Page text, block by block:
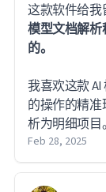
这款软件给我
模型文档解
的。
我喜欢这款
的操作的精
析为明细项目。
Feb 28, 2025